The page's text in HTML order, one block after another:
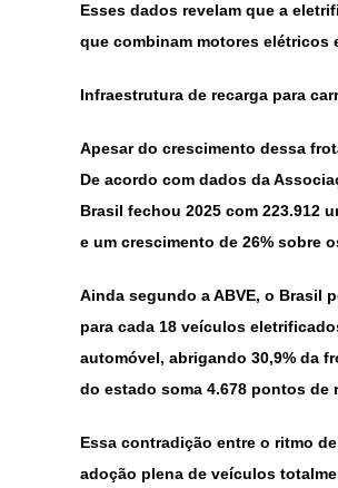
Esses dados revelam que a
que combinam motores elétricos
Infraestrutura de recarga para
Apesar do crescimento dessa
De acordo com dados da
Brasil fechou 2025 com 223.912
e um crescimento de 26% sobre
Ainda segundo a ABVE, o Brasil
para cada 18 veículos
automóvel, abrigando 30,9% da
do estado soma 4.678 pontos de
Essa contradição entre o ritmo
adoção plena de veículos